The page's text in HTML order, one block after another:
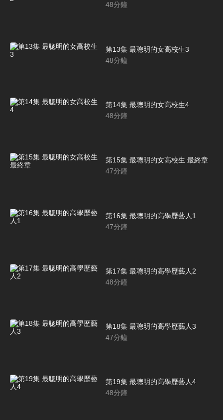
48分鐘
第13集 最聰明的女高校生3
48分鐘
第14集 最聰明的女高校生4
48分鐘
第15集 最聰明的女高校生 最終章
47分鐘
第16集 最聰明的高學歷藝人1
47分鐘
第17集 最聰明的高學歷藝人2
48分鐘
第18集 最聰明的高學歷藝人3
47分鐘
第19集 最聰明的高學歷藝人4
48分鐘